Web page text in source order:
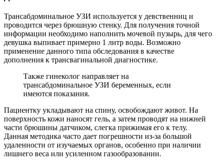
Трансабдоминальное УЗИ используется у девственниц и
проводится через брюшную стенку. Для получения точной
информации необходимо наполнить мочевой пузырь, для чего
девушка выпивает примерно 1 литр воды. Возможно
применение данного типа обследования в качестве
дополнения к трансвагинальной диагностике.
Также гинеколог направляет на
трансабдоминальное УЗИ беременных, если
имеются показания.
Пациентку укладывают на спину, освобождают живот. На
поверхность кожи наносят гель, а затем проводят на нижней
части брюшины датчиком, слегка прижимая его к телу.
Данная методика часто дает погрешности из-за большой
удаленности от изучаемых органов, особенно при наличии
лишнего веса или усиленном газообразовании.